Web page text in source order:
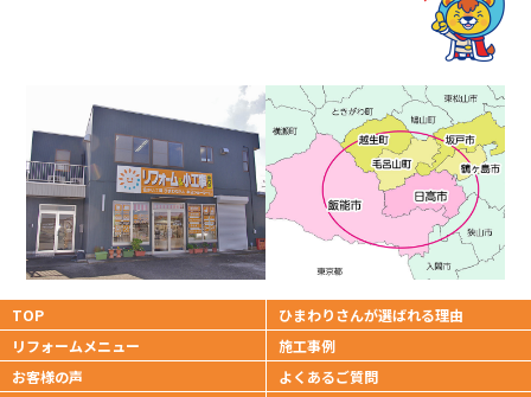
TOP ひまわりさんが選ばれる理由
リフォームメニュー
施工事例
お客様の声
よくあるご質問